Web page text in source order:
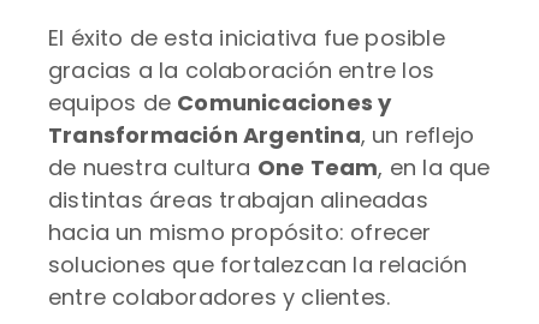
El éxito de esta iniciativa fue posible
gracias a la colaboración entre los
equipos de Comunicaciones y
Transformación Argentina, un reflejo
de nuestra cultura One Team, en la que
distintas áreas trabajan alineadas
hacia un mismo propósito: ofrecer
soluciones que fortalezcan la relación
entre colaboradores y clientes.